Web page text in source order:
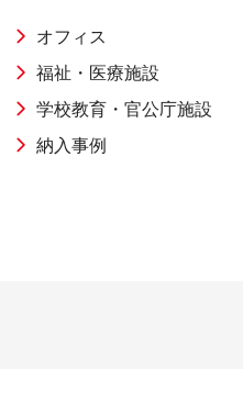
オフィス
福祉・医療施設
学校教育・官公庁施設
納入事例
事務機